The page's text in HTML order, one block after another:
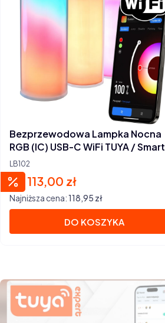
LB102
Bezprzewodowa Lampka Nocna
RGB (IC) USB-C WiFi TUYA / Smart
Life
Cena promocyjna
113,00 zł
Najniższa cena:118,95 zł
DO KOSZYKA